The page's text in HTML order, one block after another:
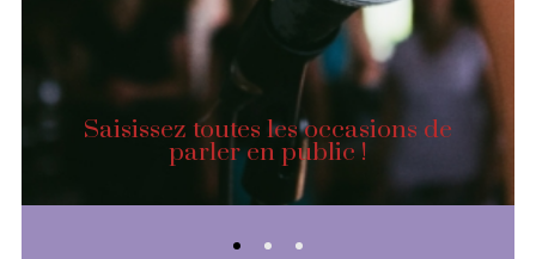
Saisissez toutes les occasions de
parler en public !